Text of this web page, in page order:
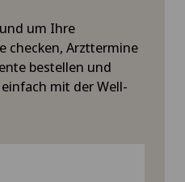
um Ihre
checken, Arzttermine
bestellen und
mit der Well-